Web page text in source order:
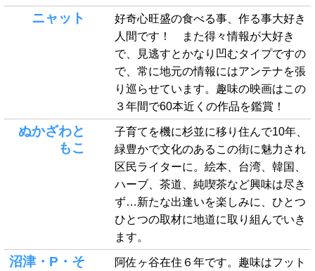
ニャット
好奇心旺盛の食べる事、作る事大好き
人間です！ また得々情報が大好き
で、見逃すとかなり凹むタイプですの
で、常に地元の情報にはアンテナを張
り巡らせています。趣味の映画はこの
３年間で60本近くの作品を鑑賞！
ぬかざわと
もこ
子育てを機に杉並に移り住んで10年、
緑豊かで文化のあるこの街に魅力され
区民ライターに。絵本、台湾、韓国、
ハーブ、茶道、純喫茶など興味は尽き
ず…新たな出逢いを楽しみに、ひとつ
ひとつの取材に地道に取り組んでいき
ます。
沼津・P・そ
阿佐ヶ谷在住６年です。趣味はフット